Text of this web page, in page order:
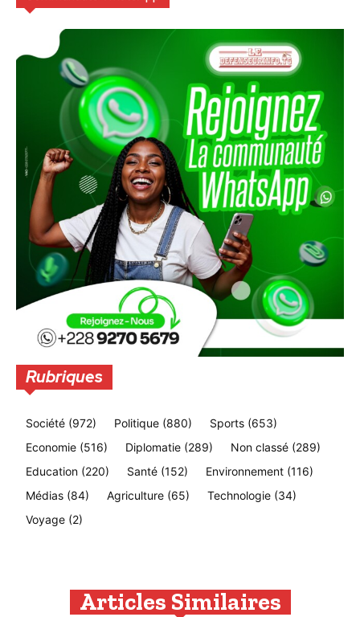
Rubriques
Société (972) Politique (880) Sports (653)
Economie (516) Diplomatie (289) Non classé (289)
Education (220) Santé (152) Environnement (116)
Médias (84) Agriculture (65) Technologie (34)
Voyage (2)
Articles Similaires